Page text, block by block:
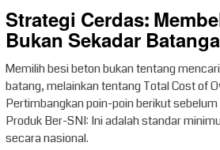
Strategi Cerdas:
Bukan Sekadar
Memilih besi beton bukan tentang
batang, melainkan tentang Total Cost of
Pertimbangkan poin-poin berikut
Produk Ber-SNI: Ini adalah standar
secara nasional.